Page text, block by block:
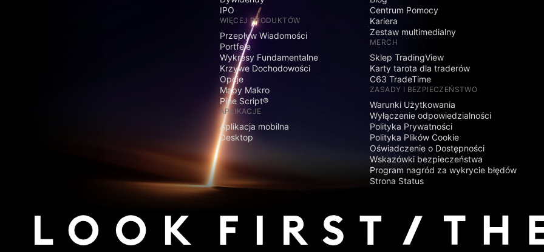
IPO
WIĘCEJ PRODUKTÓW
Przepływ Wiadomości
Portfele
Wykresy Fundamentalne
Krzywe Dochodowości
Opcje
Mapy Makro
Pine Script®
APLIKACJE
Aplikacja mobilna
Desktop
Centrum Pomocy
Kariera
Zestaw multimedialny
MERCH
Sklep TradingView
Karty tarota dla traderów
C63 TradeTime
ZASADY I BEZPIECZEŃSTWO
Warunki Użytkowania
Wyłączenie odpowiedzialności
Polityka Prywatności
Polityka Plików Cookie
Oświadczenie o Dostępności
Wskazówki bezpieczeństwa
Program nagród za wykrycie błędów
Strona Status